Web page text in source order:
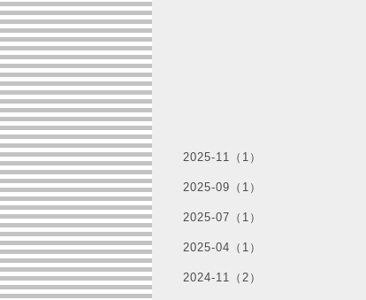
2025-11（1）
2025-09（1）
2025-07（1）
2025-04（1）
2024-11（2）